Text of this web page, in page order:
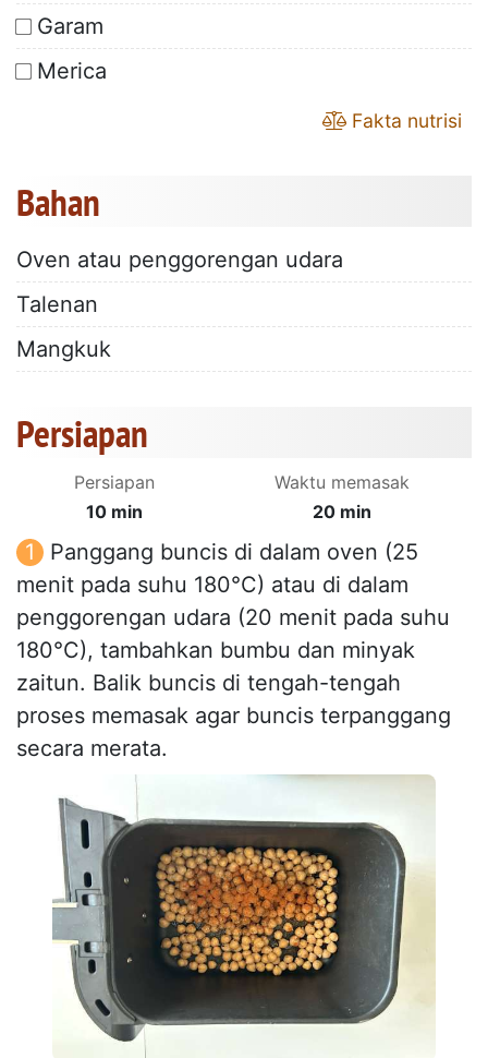
Garam
Merica
Fakta nutrisi
Bahan
Oven atau penggorengan udara
Talenan
Mangkuk
Persiapan
Persiapan
10 min
Waktu memasak
20 min
Panggang buncis di dalam oven (25
menit pada suhu 180°C) atau di dalam
penggorengan udara (20 menit pada suhu
180°C), tambahkan bumbu dan minyak
zaitun. Balik buncis di tengah-tengah
proses memasak agar buncis terpanggang
secara merata.